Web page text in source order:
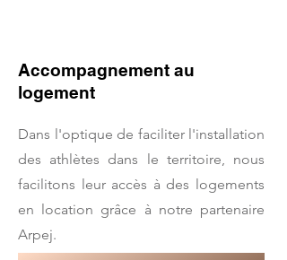
Accompagnement au
logement
Dans l'optique de faciliter l'installation
des athlètes dans le territoire, nous
facilitons leur accès à des logements
en location grâce à notre partenaire
Arpej.